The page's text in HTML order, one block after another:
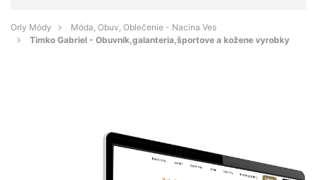
Orly Módy
Móda, Obuv, Oblečenie - Nacina Ves
Timko Gabriel - Obuvník,galanteria,športove a kožene vyrobky